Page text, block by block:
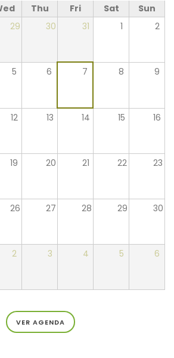
Thu Fri Sat
Sun
29 30 31 1 2
5 6 7 8 9
12 13 14 15 16
19 20 21 22 23
26 27 28 29 30
2 3 4 5 6
VER AGENDA